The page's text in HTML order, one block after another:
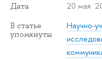
Дата 20 мая
В статье
упомянуты
Научно-